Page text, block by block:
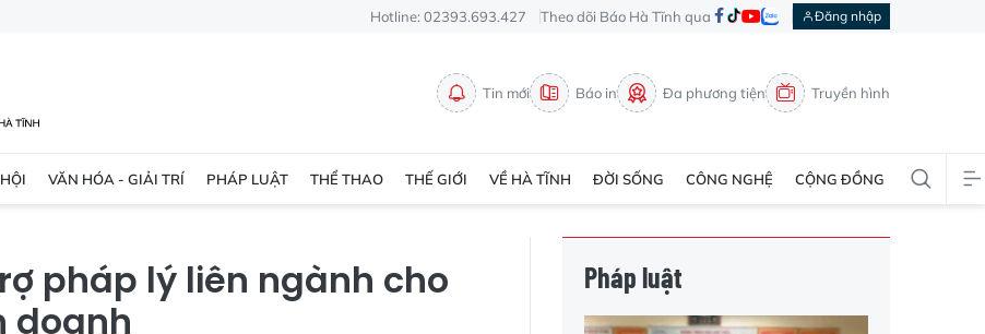
Hotline: 02393.693.427 Theo dõi Báo Hà Tĩnh qua Đăng nhập
Tin mới Báo in Đa phương tiện Truyền hình
VĂN HÓA - GIẢI TRÍ PHÁP LUẬT THỂ THAO THẾ GIỚI VỀ HÀ TĨNH ĐỜI SỐNG CÔNG NGHỆ CỘNG ĐỒNG
pháp lý liên ngành cho
doanh
Pháp luật